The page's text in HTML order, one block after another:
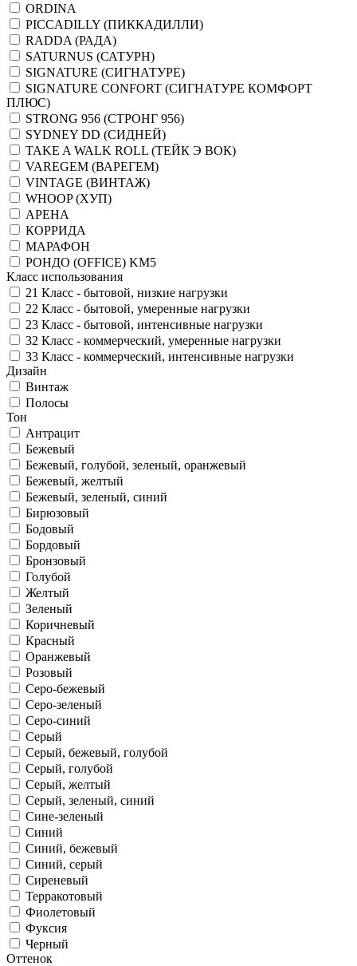
ORDINA
PICCADILLY (ПИККАДИЛЛИ)
RADDA (РАДА)
SATURNUS (САТУРН)
SIGNATURE (СИГНАТУРЕ)
SIGNATURE CONFORT (СИГНАТУРЕ КОМФОРТ
ПЛЮС)
STRONG 956 (СТРОНГ 956)
SYDNEY DD (СИДНЕЙ)
TAKE A WALK ROLL (ТЕЙК Э ВОК)
VAREGEM (ВАРЕГЕМ)
VINTAGE (ВИНТАЖ)
WHOOP (ХУП)
АРЕНА
КОРРИДА
МАРАФОН
РОНДО (OFFICE) KM5
Класс использования
21 Класс - бытовой, низкие нагрузки
22 Класс - бытовой, умеренные нагрузки
23 Класс - бытовой, интенсивные нагрузки
32 Класс - коммерческий, умеренные нагрузки
33 Класс - коммерческий, интенсивные нагрузки
Дизайн
Винтаж
Полосы
Тон
Антрацит
Бежевый
Бежевый, голубой, зеленый, оранжевый
Бежевый, желтый
Бежевый, зеленый, синий
Бирюзовый
Бодовый
Бордовый
Бронзовый
Голубой
Желтый
Зеленый
Коричневый
Красный
Оранжевый
Розовый
Серо-бежевый
Серо-зеленый
Серо-синий
Серый
Серый, бежевый, голубой
Серый, голубой
Серый, желтый
Серый, зеленый, синий
Сине-зеленый
Синий
Синий, бежевый
Синий, серый
Сиреневый
Терракотовый
Фиолетовый
Фуксия
Черный
Оттенок